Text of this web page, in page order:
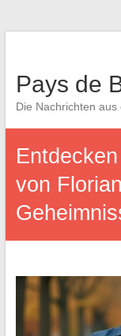
Pays de
Die Nachrichten aus
von